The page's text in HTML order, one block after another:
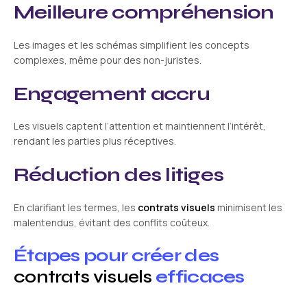
Meilleure compréhension
Les images et les schémas simplifient les concepts
complexes, même pour des non-juristes.
Engagement accru
Les visuels captent l’attention et maintiennent l’intérêt,
rendant les parties plus réceptives.
Réduction des litiges
En clarifiant les termes, les contrats visuels minimisent les
malentendus, évitant des conflits coûteux.
Étapes pour créer des
contrats visuels efficaces